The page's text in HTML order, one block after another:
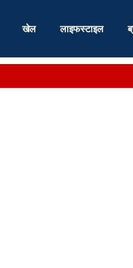
खेल लाइफस्टाइल